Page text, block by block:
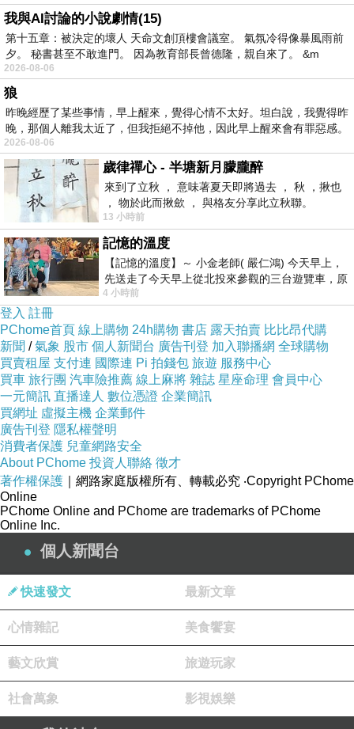
《試穿心得
參考》
★商品材質
手感 描述:
飄逸荷葉的
亮麗動人裙
擺
針織雕花點
綴，襲捲秋
冬時尚舞台
包臀裙身設
計剪裁，優
雅貴氣環繞
質美人兒迷
人形象
★試穿身型
建議:
我與AI討論的小說劇情(15)
第十五章：被決定的壞人 天命文創頂樓會議室。 氣氛冷得像暴風雨前
夕。 秘書甚至不敢進門。 因為教育部長曾德隆，親自來了。 &m
2026-08-06
狼
昨晚經歷了某些事情，早上醒來，覺得心情不太好。坦白說，我覺得昨
晚，那個人離我太近了，但我拒絕不掉他，因此早上醒來會有罪惡感。
2026-08-06
歲律禪心 - 半塘新月朦朧醉
來到了立秋 ， 意味著夏天即將過去 ， 秋 ，揪也
， 物於此而揪歛 ， 與格友分享此立秋聯。
13 小時前
記憶的溫度
【記憶的溫度】～ 小金老師( 嚴仁鴻) 今天早上，
先送走了今天早上從北投來參觀的三台遊覽車，原
以為展場已經差不多要安靜下來，卻發
4 小時前
登入 註冊
PChome首頁 線上購物 24h購物 書店 露天拍賣 比比昂代購
新聞 /氣象 股市 個人新聞台 廣告刊登 加入聯播網 全球購物
買賣租屋 支付連 國際連 Pi 拍錢包 旅遊 服務中心
買車 旅行團 汽車險推薦 線上麻將 雜誌 星座命理 會員中心
一元簡訊 直播達人 數位憑證 企業簡訊
買網址 虛擬主機 企業郵件
廣告刊登 隱私權聲明
消費者保護 兒童網路安全
About PChome 投資人聯絡 徵才
著作權保護 ｜網路家庭版權所有、轉載必究 ‧Copyright PChome
Online
PChome Online and PChome are trademarks of PChome
Online Inc.
個人新聞台
快速發文 最新文章
心情雜記 美食饗宴
藝文欣賞 旅遊玩家
社會萬象 影視娛樂